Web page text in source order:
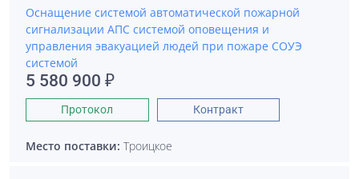
Оснащение системой автоматической пожарной
сигнализации АПС системой оповещения и
управления эвакуацией людей при пожаре СОУЭ
системой
5 580 900 ₽
Протокол Контракт
Место поставки: Троицкое